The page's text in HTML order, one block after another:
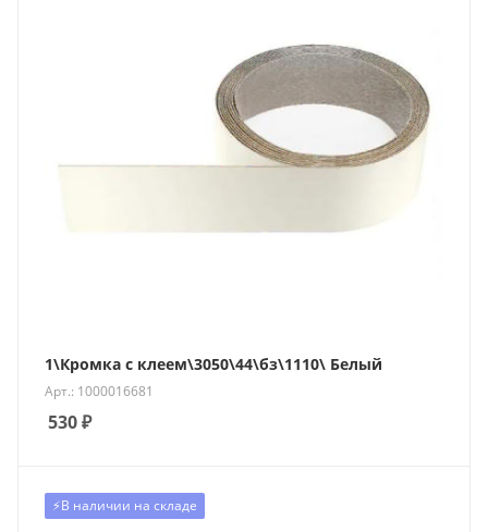
1\Кромка с клеем\3050\44\бз\1110\ Белый
Арт.: 1000016681
530₽
⚡️В наличии на складе